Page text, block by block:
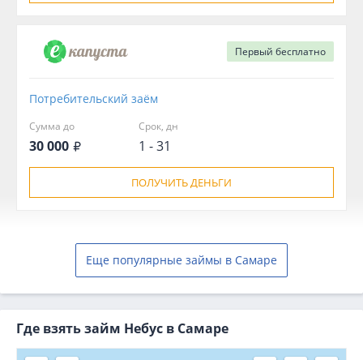
Первый бесплатно
Потребительский заём
Сумма до
30 000
Срок, дн
1 - 31
ПОЛУЧИТЬ ДЕНЬГИ
Еще популярные займы в Самаре
Где взять займ Небус в Самаре